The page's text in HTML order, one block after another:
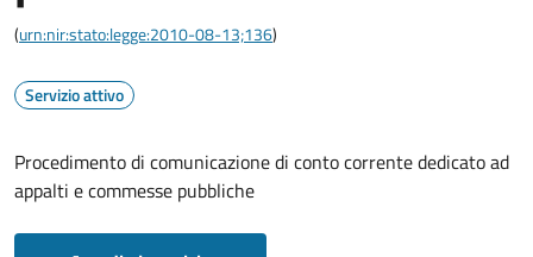
(urn:nir:stato:legge:2010-08-13;136)
Servizio attivo
Procedimento di comunicazione di conto corrente dedicato ad
appalti e commesse pubbliche